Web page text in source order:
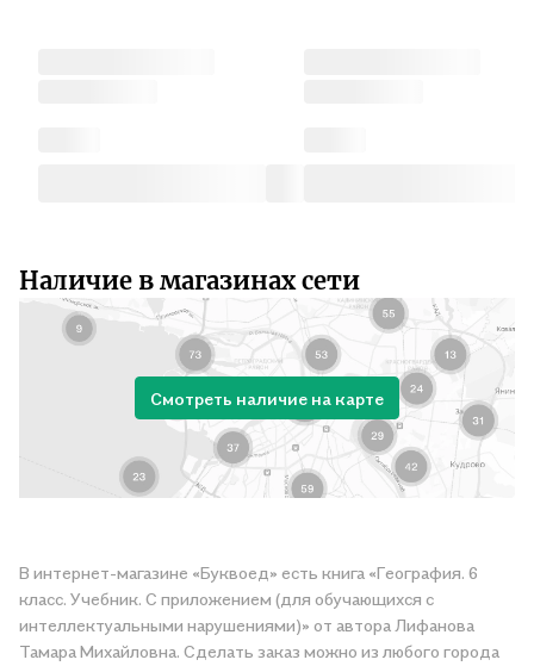
Наличие в магазинах сети
Смотреть наличие на карте
В интернет-магазине «Буквоед» есть книга «География. 6
класс. Учебник. С приложением (для обучающихся с
интеллектуальными нарушениями)» от автора Лифанова
Тамара Михайловна. Сделать заказ можно из любого города